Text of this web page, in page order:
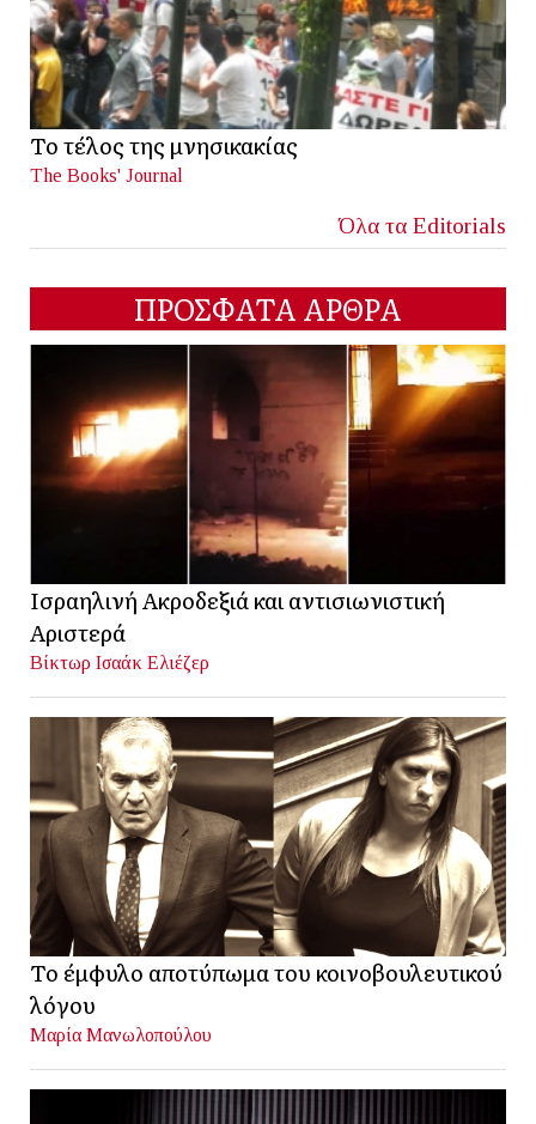
Το τέλος της μνησικακίας
The Books' Journal
Όλα τα Editorials
ΠΡΟΣΦΑΤΑ ΑΡΘΡΑ
Ισραηλινή Ακροδεξιά και αντισιωνιστική
Αριστερά
Βίκτωρ Ισαάκ Ελιέζερ
Το έμφυλο αποτύπωμα του κοινοβουλευτικού
λόγου
Μαρία Μανωλοπούλου